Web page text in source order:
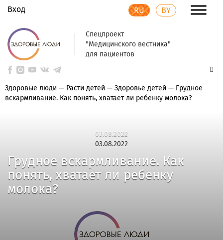
Вход RU BY
Спецпроект
"Медицинского вестника"
для пациентов
Здоровые люди — Расти детей — Здоровье детей — Грудное
вскармливание. Как понять, хватает ли ребенку молока?
03.08.2022
03.08.2022
Грудное вскармливание. Как
понять, хватает ли ребенку
молока?